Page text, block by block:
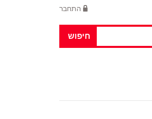
התחבר
חיפוש